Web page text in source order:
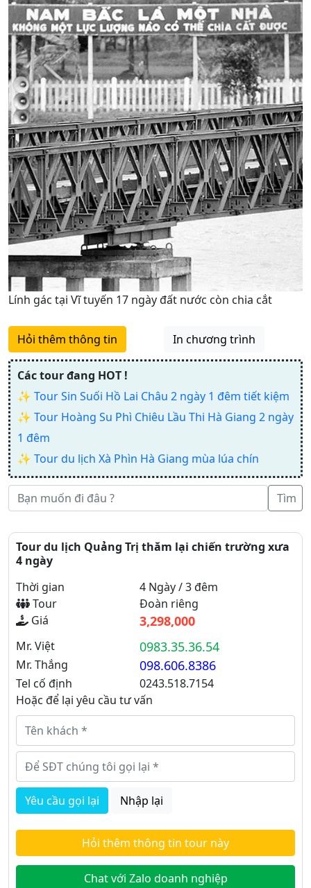
Lính gác tại Vĩ tuyến 17 ngày đất nước còn chia cắt
Hỏi thêm thông tin In chương trình
Các tour đang HOT !
✨ Tour Sin Suối Hồ Lai Châu 2 ngày 1 đêm tiết kiệm
✨ Tour Hoàng Su Phì Chiêu Lầu Thi Hà Giang 2 ngày
1 đêm
✨ Tour du lịch Xà Phìn Hà Giang mùa lúa chín
Tìm
Tour du lịch Quảng Trị thăm lại chiến trường xưa
4 ngày
Thời gian
4 Ngày / 3 đêm
Tour
Đoàn riêng
Giá
3,298,000
Mr. Việt 0983.35.36.54
Mr. Thắng 098.606.8386
Tel cố định
0243.518.7154
Hoặc để lại yêu cầu tư vấn
Yêu cầu gọi lại Nhập lại
Hỏi thêm thông tin tour này
Chat với Zalo doanh nghiệp